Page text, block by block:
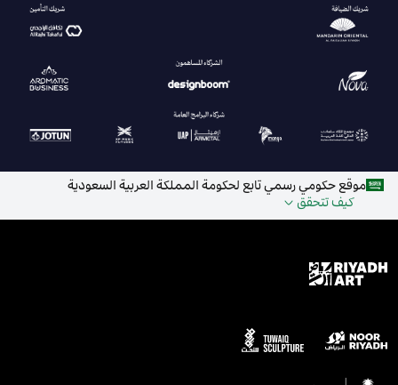
موقع حكومي رسمي تابع لحكومة المملكة العربية السعودية
كيف تتحقق